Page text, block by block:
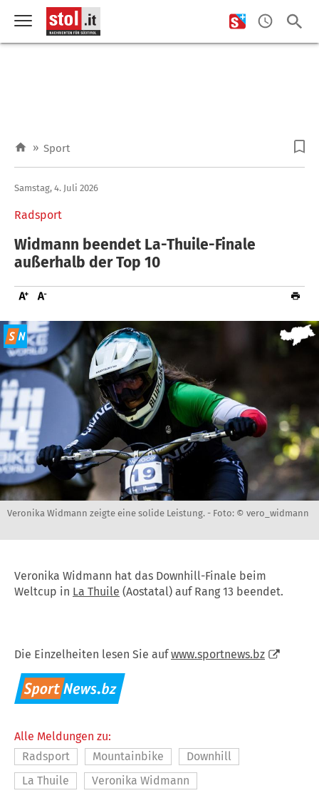
» Sport
Radsport
Samstag, 4. Juli 2026
Widmann beendet La-Thuile-Finale
außerhalb der Top 10
Veronika Widmann zeigte eine solide Leistung. - Foto: © vero_widmann
Veronika Widmann hat das Downhill-Finale beim
Weltcup in La Thuile (Aostatal) auf Rang 13 beendet.
Die Einzelheiten lesen Sie aufwww.sportnews.bz
Alle Meldungen zu:
Radsport
Mountainbike
Downhill
La Thuile
Veronika Widmann